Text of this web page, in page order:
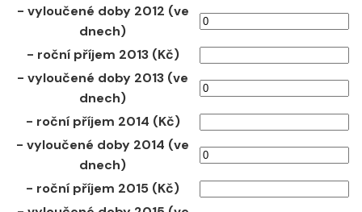
- vyloučené doby 2012 (ve
dnech)
- roční příjem 2013 (Kč)
- vyloučené doby 2013 (ve
dnech)
- roční příjem 2014 (Kč)
- vyloučené doby 2014 (ve
dnech)
- roční příjem 2015 (Kč)